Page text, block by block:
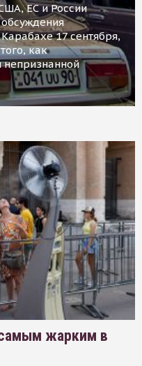
ЕС и России
17 сентября,
как
непризнанной
жарким в